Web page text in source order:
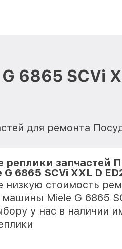
6865 SCVi
для ремонта
реплики запчастей
6865 SCVi XXL D
низкую стоимость
Miele G 6865
у нас в наличии